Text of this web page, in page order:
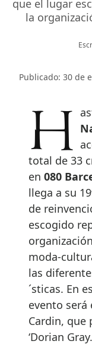
que el lugar
la
Publicado: 30 de
total de 33
en 080
llega a su
de
escogido
moda-
las
´sticas. En
evento será
Cardin, que
‘Dorian